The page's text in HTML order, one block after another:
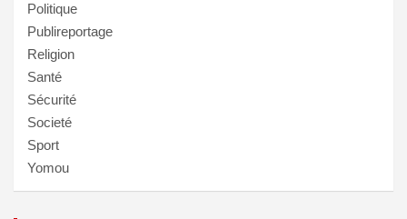
Politique
Publireportage
Religion
Santé
Sécurité
Societé
Sport
Yomou